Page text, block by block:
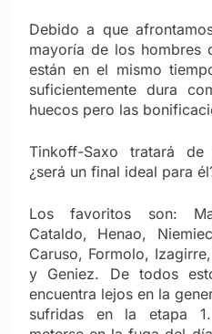
Debido a que
mayoría de los hombres
están en el mismo
suficientemente dura
huecos pero las
Tinkoff-Saxo tratará
¿será un final ideal para
Los favoritos son:
Cataldo, Henao,
Caruso, Formolo,
y Geniez. De todos
encuentra lejos en la
sufridas en la etapa